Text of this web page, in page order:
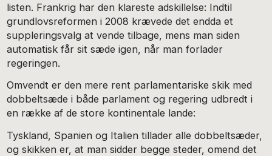
listen. Frankrig har den klareste adskillelse: Indtil
grundlovsreformen i 2008 krævede det endda et
suppleringsvalg at vende tilbage, mens man siden
automatisk får sit sæde igen, når man forlader
regeringen.
Omvendt er den mere rent parlamentariske skik med
dobbeltsæde i både parlament og regering udbredt i
en række af de store kontinentale lande:
Tyskland, Spanien og Italien tillader alle dobbeltsæder,
og skikken er, at man sidder begge steder, omend det